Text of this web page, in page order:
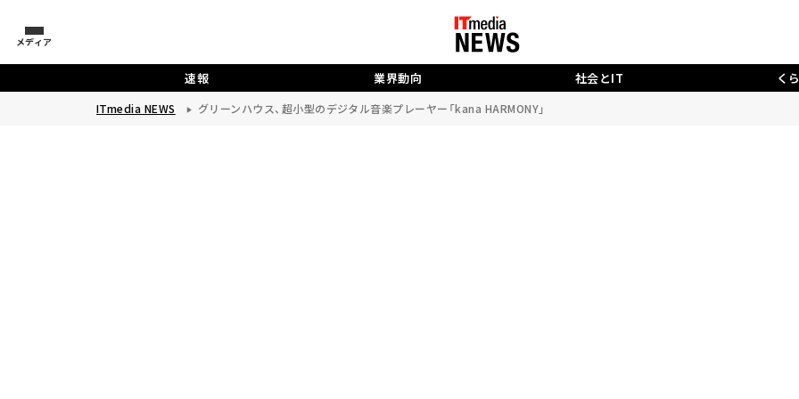
メディア
速報 業界動向 社会とIT く
ITmedia NEWS グリーンハウス、超小型のデジタル音楽プレーヤー「kana HARMONY」